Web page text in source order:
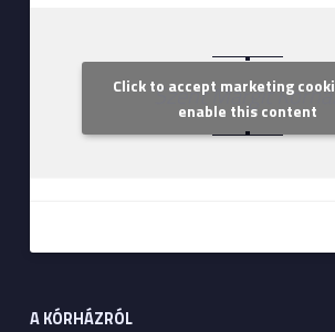
Szent Margit
Click to accept marketing
enable this content
A KÓRHÁZRÓL